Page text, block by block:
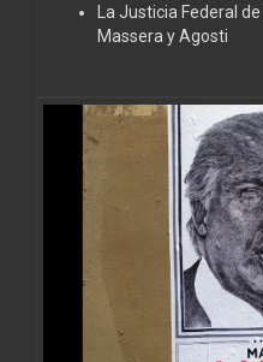
La Justicia Federal
Massera y Agosti